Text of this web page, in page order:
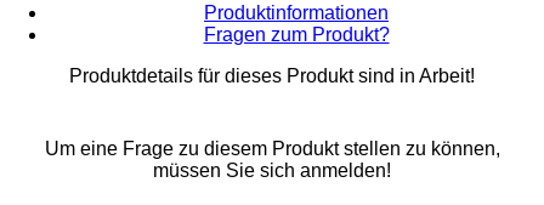
Produktinformationen
Fragen zum Produkt?
Produktdetails für dieses Produkt sind in Arbeit!
Um eine Frage zu diesem Produkt stellen zu können,
müssen Sie sich anmelden!